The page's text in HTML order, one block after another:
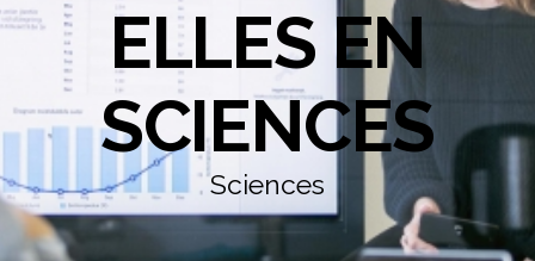
ELLES EN
SCIENCES
Sciences